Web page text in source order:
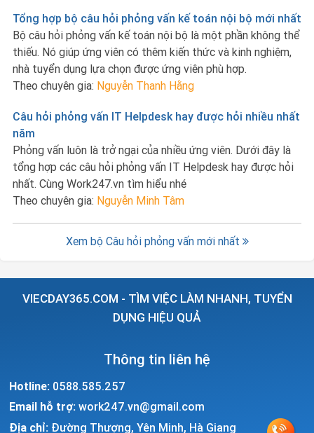
Tổng hợp bộ câu hỏi phỏng vấn kế toán nội bộ mới nhất
Bộ câu hỏi phỏng vấn kế toán nội bộ là một phần không thể
thiếu. Nó giúp ứng viên có thêm kiến thức và kinh nghiệm,
nhà tuyển dụng lựa chọn được ứng viên phù hợp.
Theo chuyên gia: Nguyễn Thanh Hằng
Câu hỏi phỏng vấn IT Helpdesk hay được hỏi nhiều nhất
năm
Phỏng vấn luôn là trở ngại của nhiều ứng viên. Dưới đây là
tổng hợp các câu hỏi phỏng vấn IT Helpdesk hay được hỏi
nhất. Cùng Work247.vn tìm hiểu nhé
Theo chuyên gia: Nguyễn Minh Tâm
Xem bộ Câu hỏi phỏng vấn mới nhất
VIECDAY365.COM - TÌM VIỆC LÀM NHANH, TUYỂN
DỤNG HIỆU QUẢ
Thông tin liên hệ
Hotline: 0588.585.257
Email hỗ trợ: work247.vn@gmail.com
Địa chỉ: Đường Thượng, Yên Minh, Hà Giang